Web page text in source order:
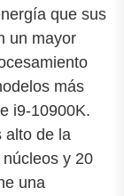
que sus
un mayor
más
i9-10900K.
alto de la
y 20
una